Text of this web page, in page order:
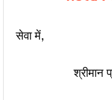
सेवा में,
श्रीमान